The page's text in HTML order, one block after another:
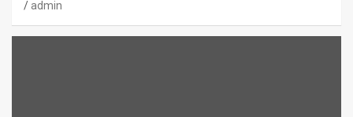
admin